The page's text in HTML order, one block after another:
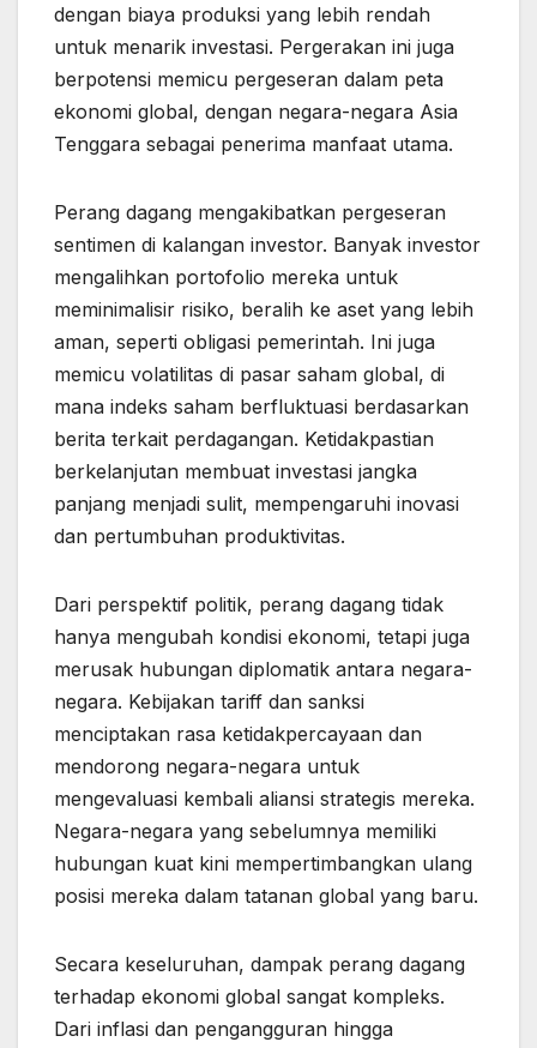
dengan biaya produksi yang lebih rendah
untuk menarik investasi. Pergerakan ini juga
berpotensi memicu pergeseran dalam peta
ekonomi global, dengan negara-negara Asia
Tenggara sebagai penerima manfaat utama.
Perang dagang mengakibatkan pergeseran
sentimen di kalangan investor. Banyak investor
mengalihkan portofolio mereka untuk
meminimalisir risiko, beralih ke aset yang lebih
aman, seperti obligasi pemerintah. Ini juga
memicu volatilitas di pasar saham global, di
mana indeks saham berfluktuasi berdasarkan
berita terkait perdagangan. Ketidakpastian
berkelanjutan membuat investasi jangka
panjang menjadi sulit, mempengaruhi inovasi
dan pertumbuhan produktivitas.
Dari perspektif politik, perang dagang tidak
hanya mengubah kondisi ekonomi, tetapi juga
merusak hubungan diplomatik antara negara-
negara. Kebijakan tariff dan sanksi
menciptakan rasa ketidakpercayaan dan
mendorong negara-negara untuk
mengevaluasi kembali aliansi strategis mereka.
Negara-negara yang sebelumnya memiliki
hubungan kuat kini mempertimbangkan ulang
posisi mereka dalam tatanan global yang baru.
Secara keseluruhan, dampak perang dagang
terhadap ekonomi global sangat kompleks.
Dari inflasi dan pengangguran hingga